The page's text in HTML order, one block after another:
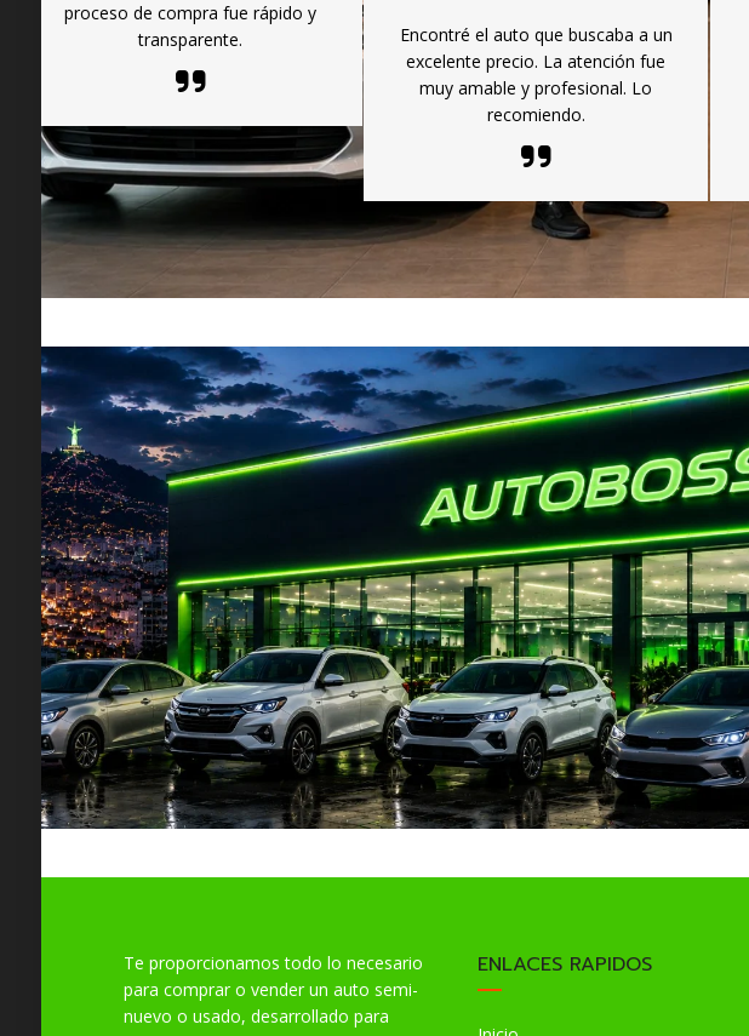
proceso de compra fue rápido y
transparente.
Encontré el auto que buscaba a un
excelente precio. La atención fue
muy amable y profesional. Lo
recomiendo.
Te proporcionamos todo lo necesario
para comprar o vender un auto semi-
nuevo o usado, desarrollado para
ENLACES RAPIDOS